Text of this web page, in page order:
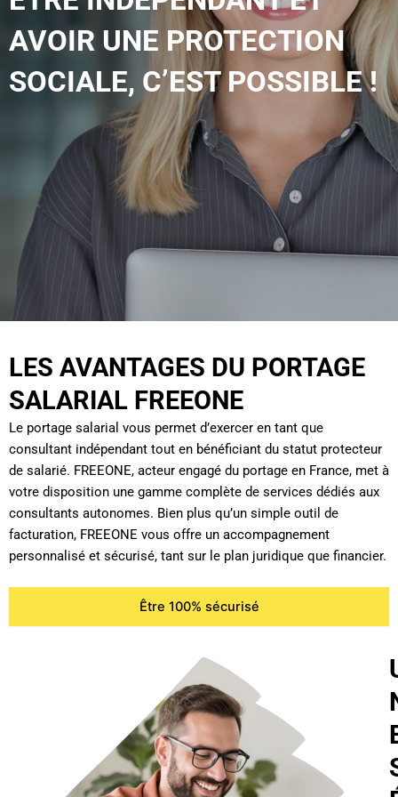
AVOIR UNE PROTECTION
SOCIALE, C’EST POSSIBLE !
LES AVANTAGES DU PORTAGE
SALARIAL FREEONE
Le portage salarial vous permet d’exercer en tant que
consultant indépendant tout en bénéficiant du statut protecteur
de salarié. FREEONE, acteur engagé du portage en France, met à
votre disposition une gamme complète de services dédiés aux
consultants autonomes. Bien plus qu’un simple outil de
facturation, FREEONE vous offre un accompagnement
personnalisé et sécurisé, tant sur le plan juridique que financier.
Être 100% sécurisé